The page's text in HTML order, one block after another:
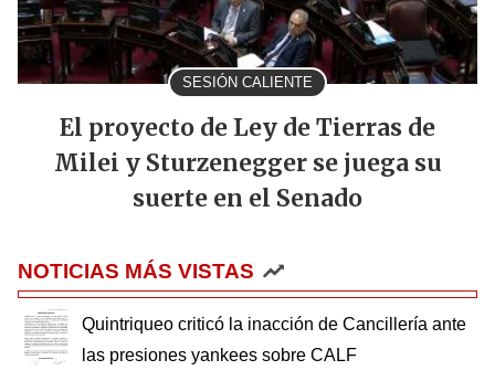
SESIÓN CALIENTE
El proyecto de Ley de Tierras de
Milei y Sturzenegger se juega su
suerte en el Senado
NOTICIAS MÁS VISTAS
Quintriqueo criticó la inacción de Cancillería ante
las presiones yankees sobre CALF